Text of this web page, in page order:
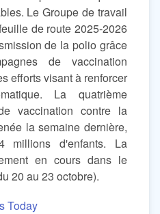
Le Groupe de travail
de route 2025-2026
de la polio grâce
de vaccination
efforts visant à renforcer
La quatrième
vaccination contre la
la semaine dernière,
millions d'enfants. La
en cours dans le
20 au 23 octobre).
Today